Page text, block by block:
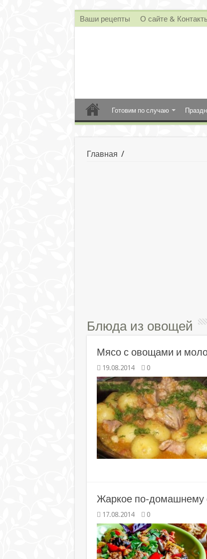
Ваши рецепты О сайте &
Готовим по случаю
Главная /
Блюда из овощей
Мясо с овощами и
19.08.2014 0
Жаркое по-домашнему
17.08.2014 0